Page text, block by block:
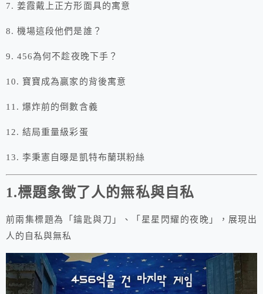
7. 姜霞戴上正方形面具的寓意
8. 機場這段他們是誰？
9. 456為何不趁夜晚下手？
10. 寶寶成為贏家的背後寓意
11. 爆炸前的倒數含義
12. 結局重量級彩蛋
13. 李秉憲自曝是凱特布蘭琪粉絲
1.標題象徵了人的無私與自私
前兩集標題為「鑰匙與刀」、「星星閃耀的夜晚」，展現出
人的自私與無私